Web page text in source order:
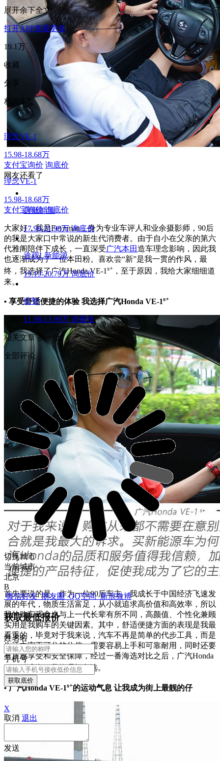
理念VE-1
15.98-18.68万
支付宝询价 询底价
大家好，我是Feynman，身为专业车评人和业余摄影师，90后
的我是大家口中常说的新生代消费者。由于自小在父亲的第六
代雅阁陪伴下成长，一直深受广汽本田造车理念影响，因此我
也逐渐成为了一位本田粉。喜欢尝“新”是我一贯的作风，最
终，我选择了广汽Honda VE-1s+ ，至于原因，我给大家细细道
来。
• 享受舒适便捷的体验 我选择广汽Honda VE-1s+
首先要说的是，作为一位90后车主，我成长于中国经济飞速发
展的年代，物质生活富足，从小就追求高价值和高效率，所以
我的购车观念也与上一代长辈有所不同，高颜值、个性化兼顾
实用是我购车的关键因素。其中，舒适便捷方面的表现是我最
看重的，毕竟对于我来说，汽车不再是简单的代步工具，而是
生活中密不可分的伙伴，需要容易上手和可靠耐用，同时还要
有质感享受和安全保障，经过一番海选对比之后，广汽Honda
VE-1s+成为了我的理想之选。
• 广汽Honda VE-1s+的运动气息 让我成为街上最靓的仔
展开余下全文
打开APP查看更多
19.1万
收藏
分享
相关车型
理念VE-1
15.98-18.68万
支付宝询价 询底价
网友还看了
唐新能源
17.98-21.98万 询底价
途观L新能源
19.19-20.79万 询底价
缤智
11.98-13.99万 询底价
相关文章换一批
全部评论
切换城市
当前城市
北京
B
微信好友 朋友圈 QQ空间 新浪微博
获取最低报价
姓名名
手机号
获取底价
X
取消 退出
发送